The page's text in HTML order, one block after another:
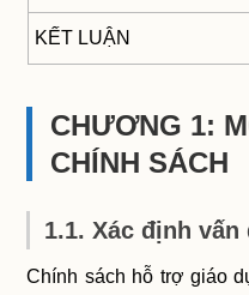
KẾT LUẬN
CHƯƠNG 1:
CHÍNH SÁCH
1.1. Xác định
Chính sách hỗ trợ giáo